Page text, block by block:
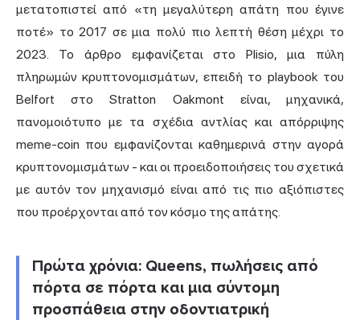
μετατοπιστεί από «τη μεγαλύτερη απάτη που έγινε
ποτέ» το 2017 σε μια πολύ πιο λεπτή θέση μέχρι το
2023. Το άρθρο εμφανίζεται στο Plisio, μια πύλη
πληρωμών κρυπτονομισμάτων, επειδή το playbook του
Belfort στο Stratton Oakmont είναι, μηχανικά,
πανομοιότυπο με τα σχέδια αντλίας και απόρριψης
meme-coin που εμφανίζονται καθημερινά στην αγορά
κρυπτονομισμάτων - και οι προειδοποιήσεις του σχετικά
με αυτόν τον μηχανισμό είναι από τις πιο αξιόπιστες
που προέρχονται από τον κόσμο της απάτης.
Πρώτα χρόνια: Queens, πωλήσεις από
πόρτα σε πόρτα και μια σύντομη
προσπάθεια στην οδοντιατρική